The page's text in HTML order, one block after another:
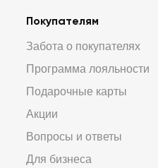
Покупателям
Забота о покупателях
Программа лояльности
Подарочные карты
Акции
Вопросы и ответы
Для бизнеса